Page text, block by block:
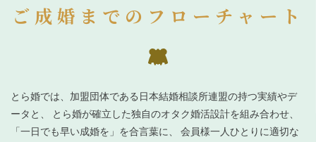
ご成婚までのフローチャート
とら婚では、加盟団体である日本結婚相談所連盟の持つ実績やデ
ータと、 とら婚が確立した独自のオタク婚活設計を組み合わせ、
「一日でも早い成婚を」を合言葉に、 会員様一人ひとりに適切な